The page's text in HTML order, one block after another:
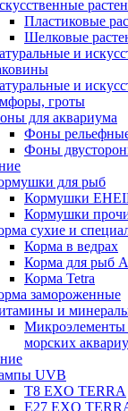
Пластиковые
Шелковые
и
и
гроты
для аквариума
Фоны
Фоны
для рыб
Кормушки
Кормушки
сухие и
Корма в ведрах
Корма для рыб
Корма Tetra
замороженные
и
Микроэлементы
морских
UVB
Т8 EXO TERRA
Е27 EXO